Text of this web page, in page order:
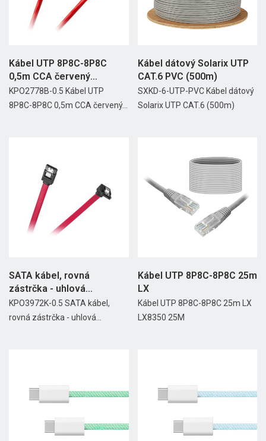
Kábel UTP 8P8C-8P8C
0,5m CCA červený
Cabletech
KPO2778B-0.5 Kábel UTP
8P8C-8P8C 0,5m CCA červený...
Kábel dátový Solarix UTP
CAT.6 PVC (500m)
SXKD-6-UTP-PVC Kábel dátový
Solarix UTP CAT.6 (500m)
SATA kábel, rovná
zástrčka - uhlová
zástrčka,...
KPO3972K-0.5 SATA kábel,
rovná zástrčka - uhlová...
Kábel UTP 8P8C-8P8C 25m
LX
Kábel UTP 8P8C-8P8C 25m LX
LX8350 25M